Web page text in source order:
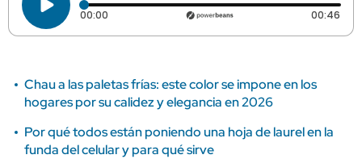
00:00 Tiempo transcurrido: 0 segundos 00:46
Chau a las paletas frías: este color se impone en los
hogares por su calidez y elegancia en 2026
Por qué todos están poniendo una hoja de laurel en la
funda del celular y para qué sirve